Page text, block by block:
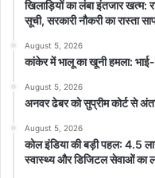
खिलाड़ियों का लंबा इंतजार खत्म:
सूची, सरकारी नौकरी का रास्ता
August 5, 2026
कांकेर में भालू का खूनी हमला:
August 5, 2026
अनवर ढेबर को सुप्रीम कोर्ट से
August 5, 2026
कोल इंडिया की बड़ी पहल: 4.5
स्वास्थ्य और डिजिटल सेवाओं का